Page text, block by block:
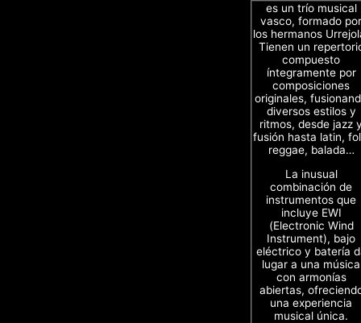
es un trío musical
vasco, formado por
los hermanos
Tienen un
compuesto
íntegramente por
composiciones
originales,
diversos estilos y
ritmos, desde jazz
fusión hasta latin,
reggae, balada…
La inusual
combinación de
instrumentos que
incluye EWI
(Electronic Wind
Instrument), bajo
eléctrico y batería
lugar a una música
con armonías
abiertas,
una experiencia
musical única.